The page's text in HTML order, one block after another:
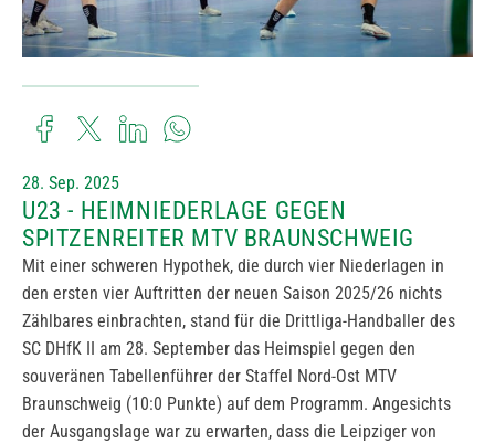
28. Sep. 2025
U23 - HEIMNIEDERLAGE GEGEN
SPITZENREITER MTV BRAUNSCHWEIG
Mit einer schweren Hypothek, die durch vier Niederlagen in
den ersten vier Auftritten der neuen Saison 2025/26 nichts
Zählbares einbrachten, stand für die Drittliga-Handballer des
SC DHfK II am 28. September das Heimspiel gegen den
souveränen Tabellenführer der Staffel Nord-Ost MTV
Braunschweig (10:0 Punkte) auf dem Programm. Angesichts
der Ausgangslage war zu erwarten, dass die Leipziger von